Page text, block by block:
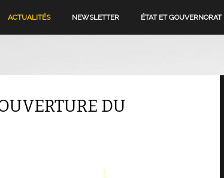
ACTUALITÉS NEWSLETTER ÉTAT ET GOUVERNORAT
DU